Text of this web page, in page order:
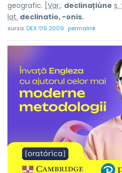
geografic. [ Var.: declinațiúne s.
lat. declinatio, -onis.
sursa:DEX '09 2009 permalink